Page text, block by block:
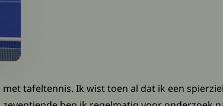
tafeltennis. Ik wist toen al dat ik een